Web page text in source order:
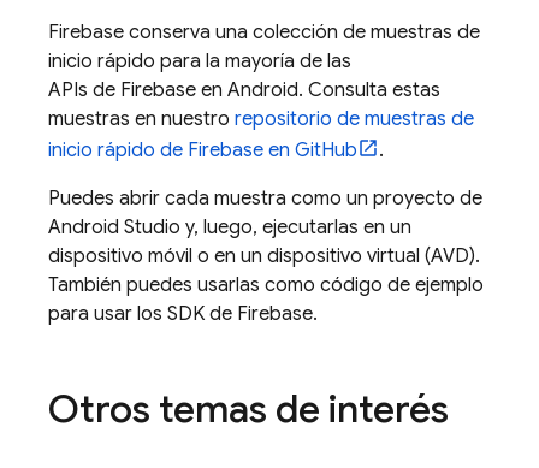
Firebase conserva una colección de muestras de
inicio rápido para la mayoría de las
APIs de Firebase en Android. Consulta estas
muestras en nuestro repositorio de muestras de
inicio rápido de Firebase en GitHub
.
Puedes abrir cada muestra como un proyecto de
Android Studio y, luego, ejecutarlas en un
dispositivo móvil o en un dispositivo virtual (AVD).
También puedes usarlas como código de ejemplo
para usar los SDK de Firebase.
Otros temas de interés